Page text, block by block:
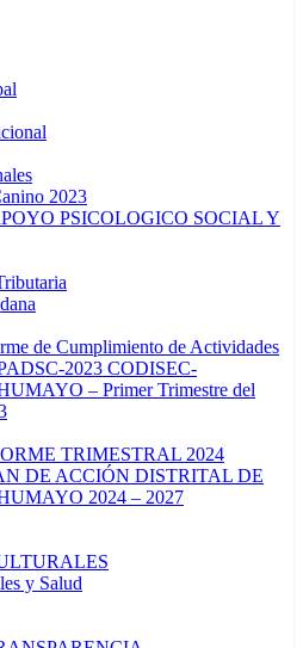
2023
PSICOLOGICO SOCIAL Y
de Cumplimiento de Actividades
2023 CODISEC-
– Primer Trimestre del
TRIMESTRAL 2024
DE ACCIÓN DISTRITAL DE
2024 – 2027
y Salud